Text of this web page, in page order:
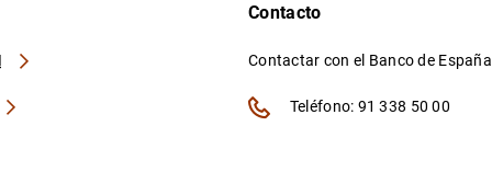
Contacto
Contactar con el Banco de España
Teléfono: 91 338 50 00